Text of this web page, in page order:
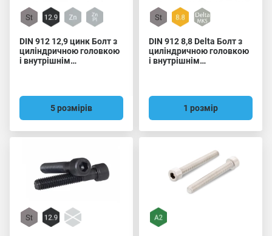
DIN 912 12,9 цинк Болт з
циліндричною головкою
і внутрішнім
5 розмірів
DIN 912 8,8 Delta Болт з
циліндричною головкою
і внутрішнім
1 розмір